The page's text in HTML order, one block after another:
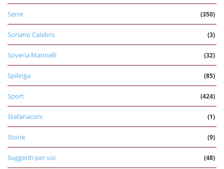
Serre (350)
Soriano Calabro (3)
Soveria Mannelli (32)
Spilinga (85)
Sport (424)
Stefanaconi (1)
Storie (9)
Suggeriti per voi (48)